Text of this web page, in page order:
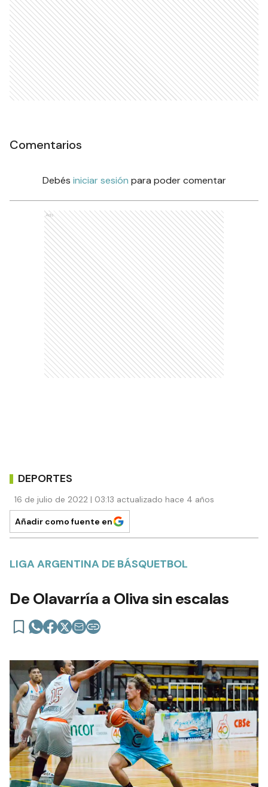
Comentarios
Debés iniciar sesión para poder comentar
Ads
DEPORTES
16 de julio de 2022 | 03:13 actualizado hace 4 años
Añadir como fuente en
LIGA ARGENTINA DE BÁSQUETBOL
De Olavarría a Oliva sin escalas